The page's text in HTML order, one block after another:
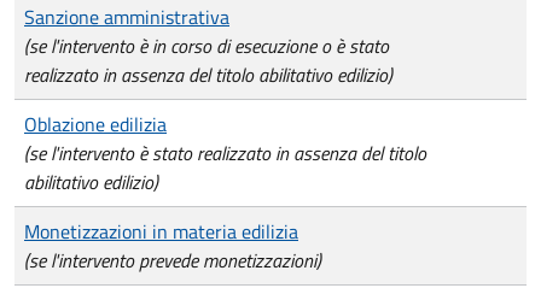
Sanzione amministrativa
(se l'intervento è in corso di esecuzione o è stato
realizzato in assenza del titolo abilitativo edilizio)
Oblazione edilizia
(se l'intervento è stato realizzato in assenza del titolo
abilitativo edilizio)
Monetizzazioni in materia edilizia
(se l'intervento prevede monetizzazioni)